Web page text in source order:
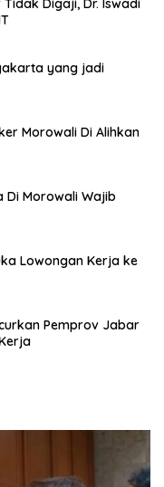
Digaji, Dr. Iswadi
yang jadi
Morowali Di Alihkan
Di Morowali Wajib
Lowongan Kerja ke
Pemprov Jabar